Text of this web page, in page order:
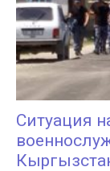
Ситуация